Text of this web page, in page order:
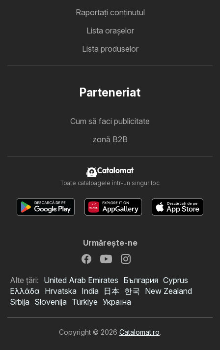
Raportați conținutul
Lista oraşelor
Lista produselor
Parteneriat
Cum să faci publicitate
zonă B2B
Catalomat
Toate cataloagele într-un singur loc
Urmăreşte-ne
Alte țări: United Arab Emirates България Cyprus
Ελλάδα Hrvatska India 日本 한국 New Zealand
Srbija Slovenija Türkiye Україна
Copyright © 2026 Catalomat.ro.